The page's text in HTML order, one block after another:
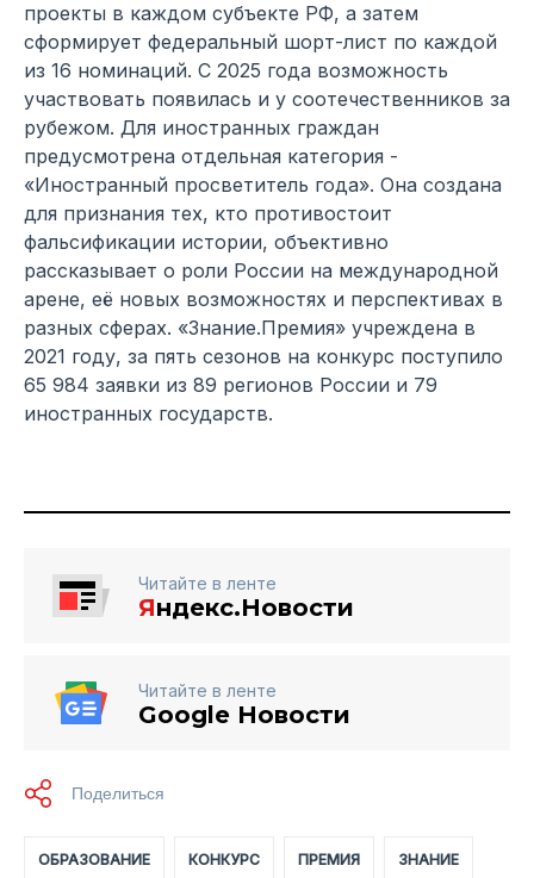
проекты в каждом субъекте РФ, а затем
сформирует федеральный шорт-лист по каждой
из 16 номинаций. С 2025 года возможность
участвовать появилась и у соотечественников за
рубежом. Для иностранных граждан
предусмотрена отдельная категория -
«Иностранный просветитель года». Она создана
для признания тех, кто противостоит
фальсификации истории, объективно
рассказывает о роли России на международной
арене, её новых возможностях и перспективах в
разных сферах. «Знание.Премия» учреждена в
2021 году, за пять сезонов на конкурс поступило
65 984 заявки из 89 регионов России и 79
иностранных государств.
Читайте в ленте
Яндекс.Новости
Читайте в ленте
Google Новости
ОБРАЗОВАНИЕ КОНКУРС ПРЕМИЯ ЗНАНИЕ